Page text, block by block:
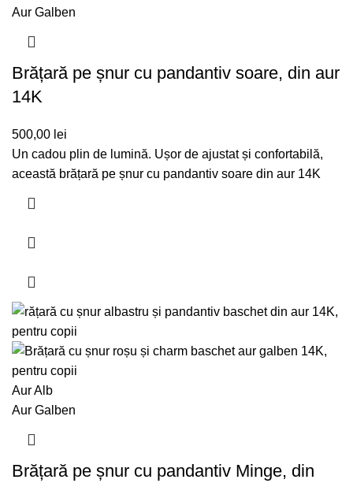
Aur Galben
Brățară pe șnur cu pandantiv soare, din aur
14K
500,00 lei
Un cadou plin de lumină. Ușor de ajustat și confortabilă,
această brățară pe șnur cu pandantiv soare din aur 14K
Aur Alb
Aur Galben
Brățară pe șnur cu pandantiv Minge, din